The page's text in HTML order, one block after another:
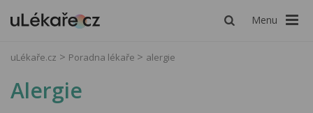
Menu
uLékaře.cz Poradna lékaře alergie
Alergie